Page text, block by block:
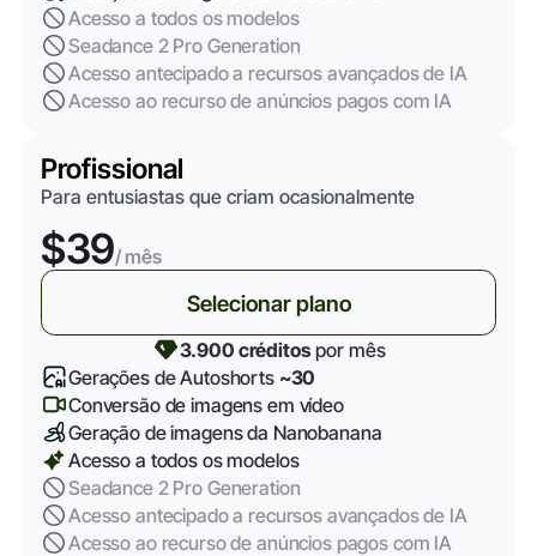
Acesso a todos os modelos
Seadance 2 Pro Generation
Acesso antecipado a recursos avançados de IA
Acesso ao recurso de anúncios pagos com IA
Profissional
Para entusiastas que criam ocasionalmente
$39/ mês
Selecionar plano
3.900 créditospor mês
Gerações de Autoshorts ~30
Conversão de imagens em vídeo
Geração de imagens da Nanobanana
Acesso a todos os modelos
Seadance 2 Pro Generation
Acesso antecipado a recursos avançados de IA
Acesso ao recurso de anúncios pagos com IA